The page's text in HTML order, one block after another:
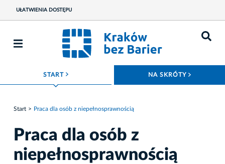
UŁATWIENIA DOSTĘPU
START ROZWIŃ MENU NA SKRÓTY
Start Praca dla osób z niepełnosprawnością
Praca dla osób z
niepełnosprawnością